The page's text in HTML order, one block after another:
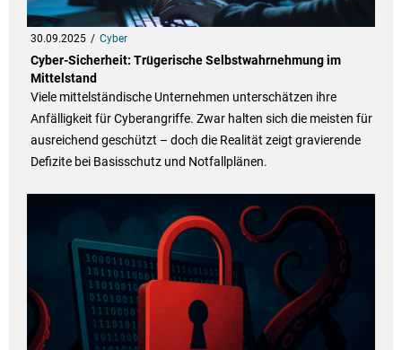
30.09.2025 Cyber
Cyber-Sicherheit: Trügerische Selbstwahrnehmung im
Mittelstand
Viele mittelständische Unternehmen unterschätzen ihre
Anfälligkeit für Cyberangriffe. Zwar halten sich die meisten für
ausreichend geschützt – doch die Realität zeigt gravierende
Defizite bei Basisschutz und Notfallplänen.